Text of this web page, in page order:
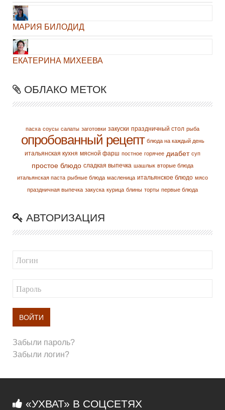
МАРИЯ БИЛОДИД
ЕКАТЕРИНА МИХЕЕВА
ОБЛАКО МЕТОК
пасха соусы салаты заготовки закуски праздничный стол рыба
опробованный рецепт блюда на каждый день
итальянская кухня мясной фарш постное горячее диабет суп
простое блюдо сладкая выпечка шашлык вторые блюда
итальянская паста рыбные блюда масленица итальянское блюдо мясо
праздничная выпечка закуска курица блины торты первые блюда
АВТОРИЗАЦИЯ
ВОЙТИ
Забыли пароль?
Забыли логин?
«УХВАТ» В СОЦСЕТЯХ